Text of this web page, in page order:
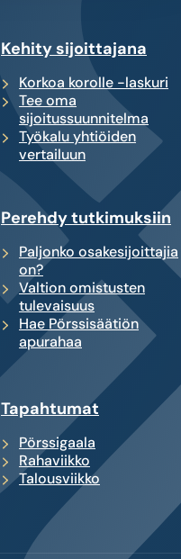
Kehity sijoittajana
Korkoa korolle -laskuri
Tee oma
sijoitussuunnitelma
Työkalu yhtiöiden
vertailuun
Perehdy tutkimuksiin
Paljonko osakesijoittajia
on?
Valtion omistusten
tulevaisuus
Hae Pörssisäätiön
apurahaa
Tapahtumat
Pörssigaala
Rahaviikko
Talousviikko